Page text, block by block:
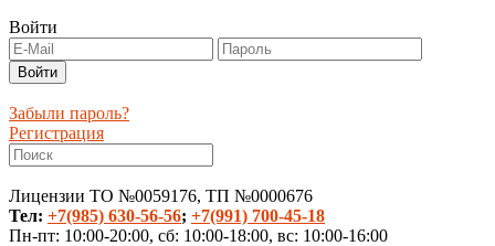
Войти
Забыли пароль?
Регистрация
Лицензии ТО №0059176, ТП №0000676
Тел: +7(985) 630-56-56; +7(991) 700-45-18
Пн-пт: 10:00-20:00, сб: 10:00-18:00, вс: 10:00-16:00